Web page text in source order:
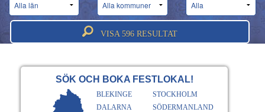
ATT BOKA FESTLOKAL
VISA596 RESULTAT
SÖK OCH BOKA FESTLOKAL!
BLEKINGE
DALARNA
STOCKHOLM
SÖDERMANLAND